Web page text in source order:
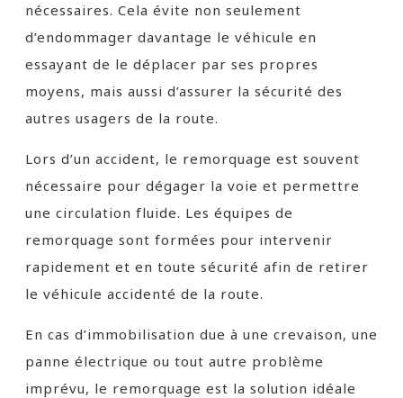
nécessaires. Cela évite non seulement
d’endommager davantage le véhicule en
essayant de le déplacer par ses propres
moyens, mais aussi d’assurer la sécurité des
autres usagers de la route.
Lors d’un accident, le remorquage est souvent
nécessaire pour dégager la voie et permettre
une circulation fluide. Les équipes de
remorquage sont formées pour intervenir
rapidement et en toute sécurité afin de retirer
le véhicule accidenté de la route.
En cas d’immobilisation due à une crevaison, une
panne électrique ou tout autre problème
imprévu, le remorquage est la solution idéale